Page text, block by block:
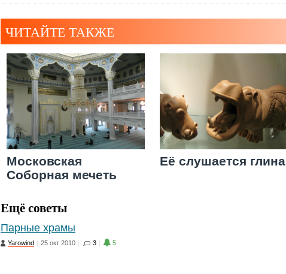
ЧИТАЙТЕ ТАКЖЕ
Московская
Соборная мечеть
Её слушается глина
Ещё советы
Парные храмы
Yarowind | 25 окт 2010 | 3 | 5